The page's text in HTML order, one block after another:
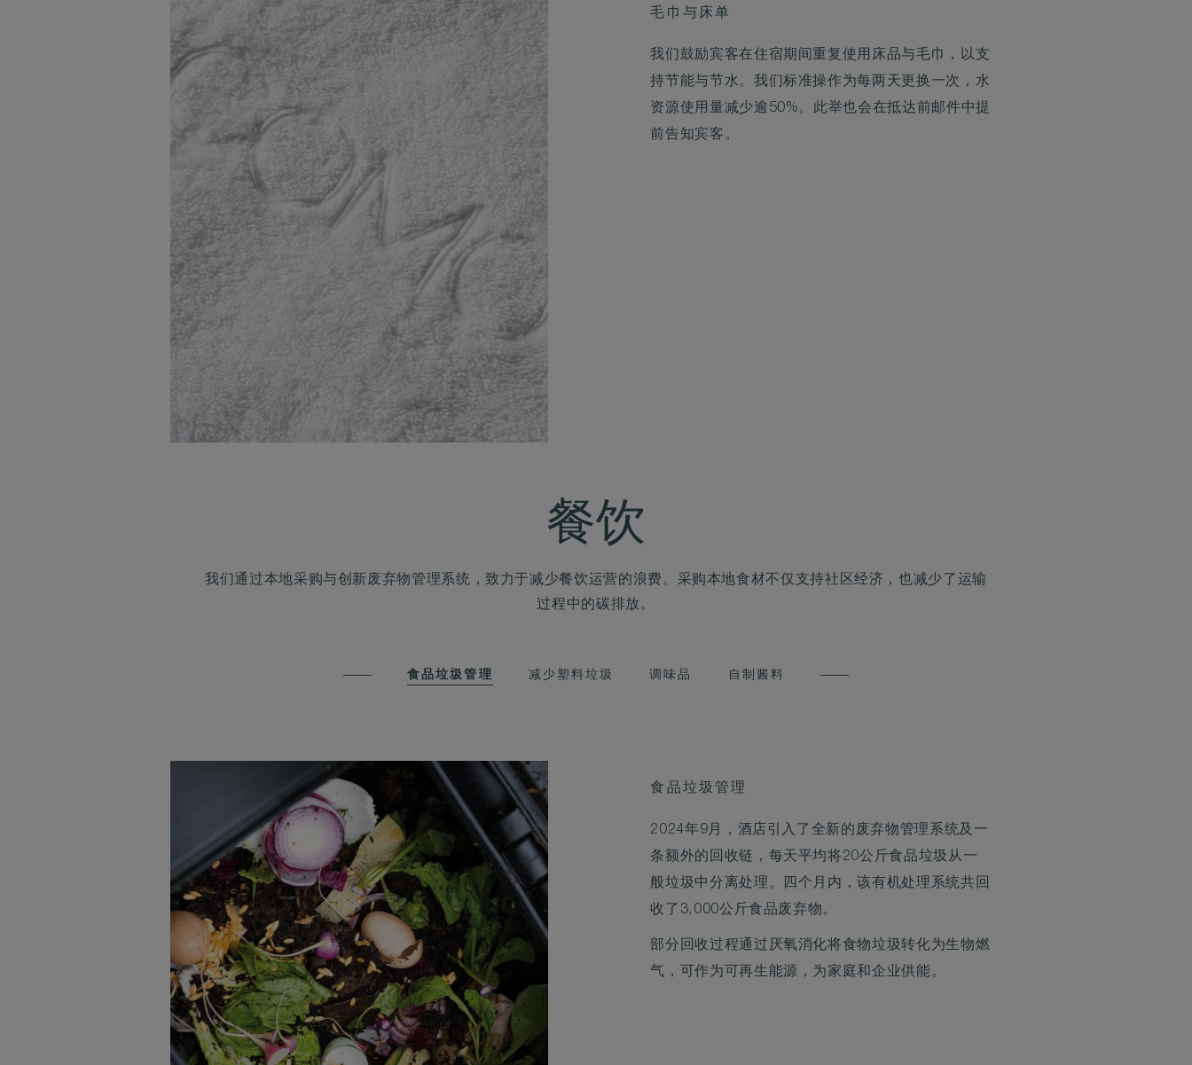
毛巾与床单
我们鼓励宾客在住宿期间重复使用床品与毛巾，以支
持节能与节水。我们标准操作为每两天更换一次，水
资源使用量减少逾50%。此举也会在抵达前邮件中提
前告知宾客。
餐饮
我们通过本地采购与创新废弃物管理系统，致力于减少餐饮运营的浪费。采购本地食材不仅支持社区经济，也减少了运输
过程中的碳排放。
食品垃圾管理 减少塑料垃圾 调味品 自制酱料
食品垃圾管理
2024年9月，酒店引入了全新的废弃物管理系统及一
条额外的回收链，每天平均将20公斤食品垃圾从一
般垃圾中分离处理。四个月内，该有机处理系统共回
收了3,000公斤食品废弃物。
部分回收过程通过厌氧消化将食物垃圾转化为生物燃
气，可作为可再生能源，为家庭和企业供能。